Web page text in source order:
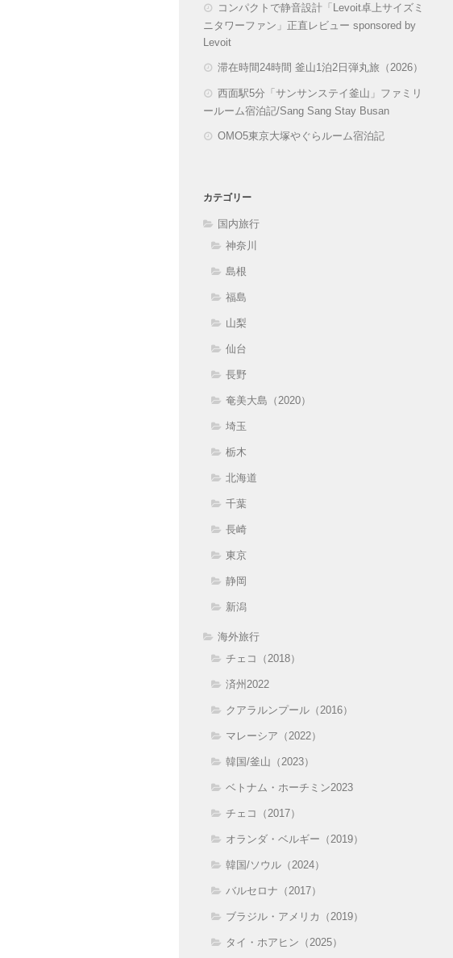
コンパクトで静音設計「Levoit卓上サイズミ
ニタワーファン」正直レビュー sponsored by
Levoit
滞在時間24時間 釜山1泊2日弾丸旅（2026）
西面駅5分「サンサンステイ釜山」ファミリ
ールーム宿泊記/Sang Sang Stay Busan
OMO5東京大塚やぐらルーム宿泊記
カテゴリー
国内旅行
神奈川
島根
福島
山梨
仙台
長野
奄美大島（2020）
埼玉
栃木
北海道
千葉
長崎
東京
静岡
新潟
海外旅行
チェコ（2018）
済州2022
クアラルンプール（2016）
マレーシア（2022）
韓国/釜山（2023）
ベトナム・ホーチミン2023
チェコ（2017）
オランダ・ベルギー（2019）
韓国/ソウル（2024）
バルセロナ（2017）
ブラジル・アメリカ（2019）
タイ・ホアヒン（2025）